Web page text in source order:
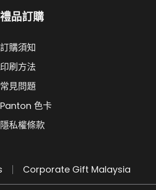
禮品訂購
訂購須知
印刷方法
常見問題
Panton 色卡
隱私權條款
Corporate Gift Malaysia